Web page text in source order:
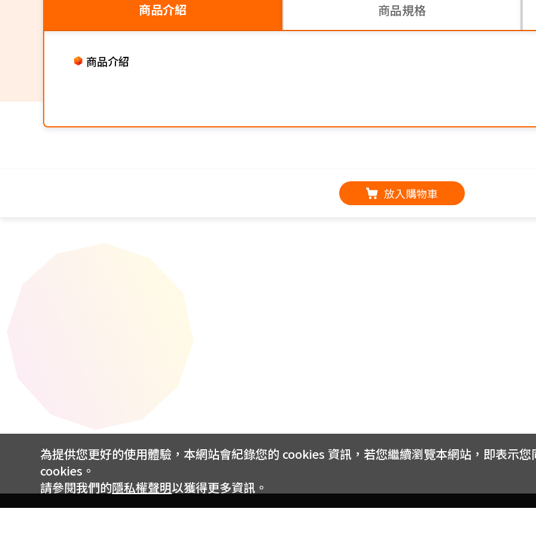
商品介紹 商品規格
商品介紹
放入購物車
為提供您更好的使用體驗，本網站會紀錄您的 cookies 資訊，若您繼續瀏覽本網站，即表示您
cookies。
請參閱我們的隱私權聲明以獲得更多資訊。